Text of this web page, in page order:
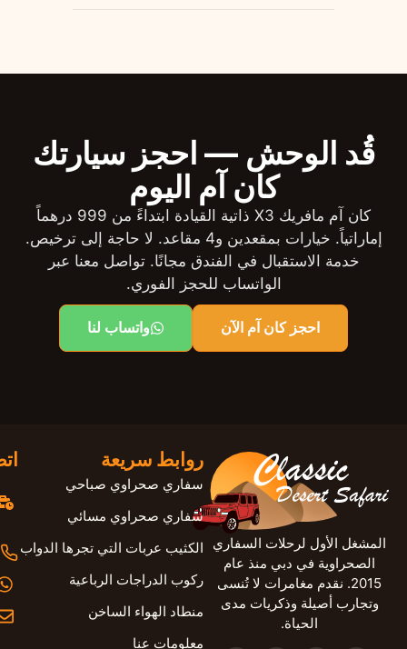
قُد الوحش — احجز سيارتك
كان آم اليوم
كان آم مافريك X3 ذاتية القيادة ابتداءً من 999 درهماً
إماراتياً. خيارات بمقعدين و4 مقاعد. لا حاجة إلى ترخيص.
خدمة الاستقبال في الفندق مجانًا. تواصل معنا عبر
الواتساب للحجز الفوري.
احجز كان آم الآن واتساب لنا
المشغل الأول لرحلات السفاري
الصحراوية في دبي منذ عام
2015. نقدم مغامرات لا تُنسى
وتجارب أصيلة وذكريات مدى
الحياة.
روابط سريعة
سفاري صحراوي صباحي
سفاري صحراوي مسائي
الكثيب عربات التي تجرها الدواب
ركوب الدراجات الرباعية
منطاد الهواء الساخن
معلومات عنا